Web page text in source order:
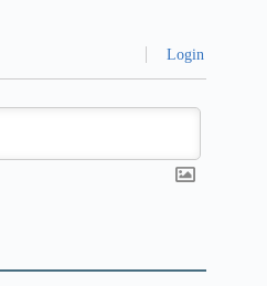
Login